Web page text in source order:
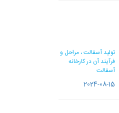
تولید آسفالت ، مراحل و
فرآیند آن در کارخانه
آسفالت
2024-08-15